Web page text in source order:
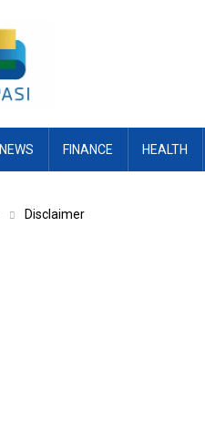
NEWS FINANCE HEALTH
Disclaimer